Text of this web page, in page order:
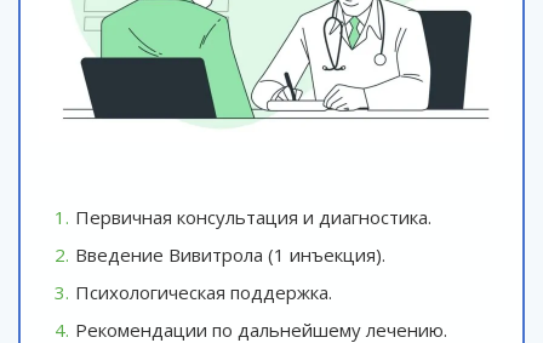
Первичная консультация и диагностика.
Введение Вивитрола (1 инъекция).
Психологическая поддержка.
Рекомендации по дальнейшему лечению.